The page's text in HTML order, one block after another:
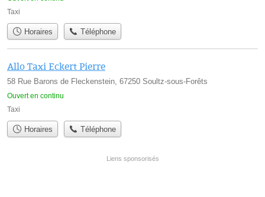
Taxi
Horaires Téléphone
Allo Taxi Eckert Pierre
58 Rue Barons de Fleckenstein, 67250 Soultz-sous-Forêts
Ouvert en continu
Taxi
Horaires Téléphone